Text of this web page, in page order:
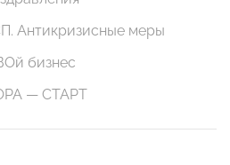
Антикризисные меры
бизнес
— СТАРТ